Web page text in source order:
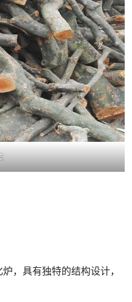
，具有独特的结构设计，